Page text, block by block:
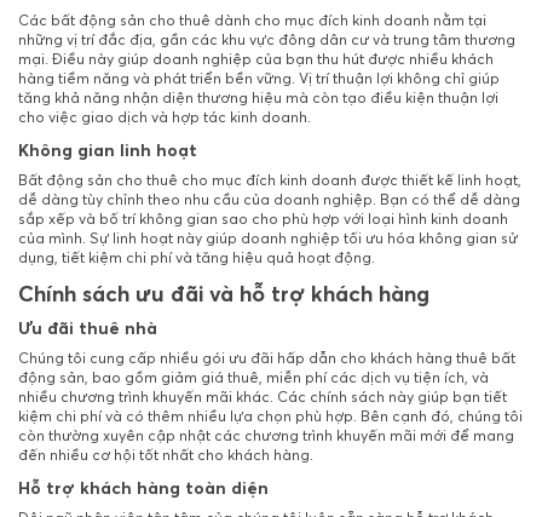
Các bất động sản cho thuê dành cho mục đích kinh doanh nằm tại
những vị trí đắc địa, gần các khu vực đông dân cư và trung tâm thương
mại. Điều này giúp doanh nghiệp của bạn thu hút được nhiều khách
hàng tiềm năng và phát triển bền vững. Vị trí thuận lợi không chỉ giúp
tăng khả năng nhận diện thương hiệu mà còn tạo điều kiện thuận lợi
cho việc giao dịch và hợp tác kinh doanh.
Không gian linh hoạt
Bất động sản cho thuê cho mục đích kinh doanh được thiết kế linh hoạt,
dễ dàng tùy chỉnh theo nhu cầu của doanh nghiệp. Bạn có thể dễ dàng
sắp xếp và bố trí không gian sao cho phù hợp với loại hình kinh doanh
của mình. Sự linh hoạt này giúp doanh nghiệp tối ưu hóa không gian sử
dụng, tiết kiệm chi phí và tăng hiệu quả hoạt động.
Chính sách ưu đãi và hỗ trợ khách hàng
Ưu đãi thuê nhà
Chúng tôi cung cấp nhiều gói ưu đãi hấp dẫn cho khách hàng thuê bất
động sản, bao gồm giảm giá thuê, miễn phí các dịch vụ tiện ích, và
nhiều chương trình khuyến mãi khác. Các chính sách này giúp bạn tiết
kiệm chi phí và có thêm nhiều lựa chọn phù hợp. Bên cạnh đó, chúng tôi
còn thường xuyên cập nhật các chương trình khuyến mãi mới để mang
đến nhiều cơ hội tốt nhất cho khách hàng.
Hỗ trợ khách hàng toàn diện